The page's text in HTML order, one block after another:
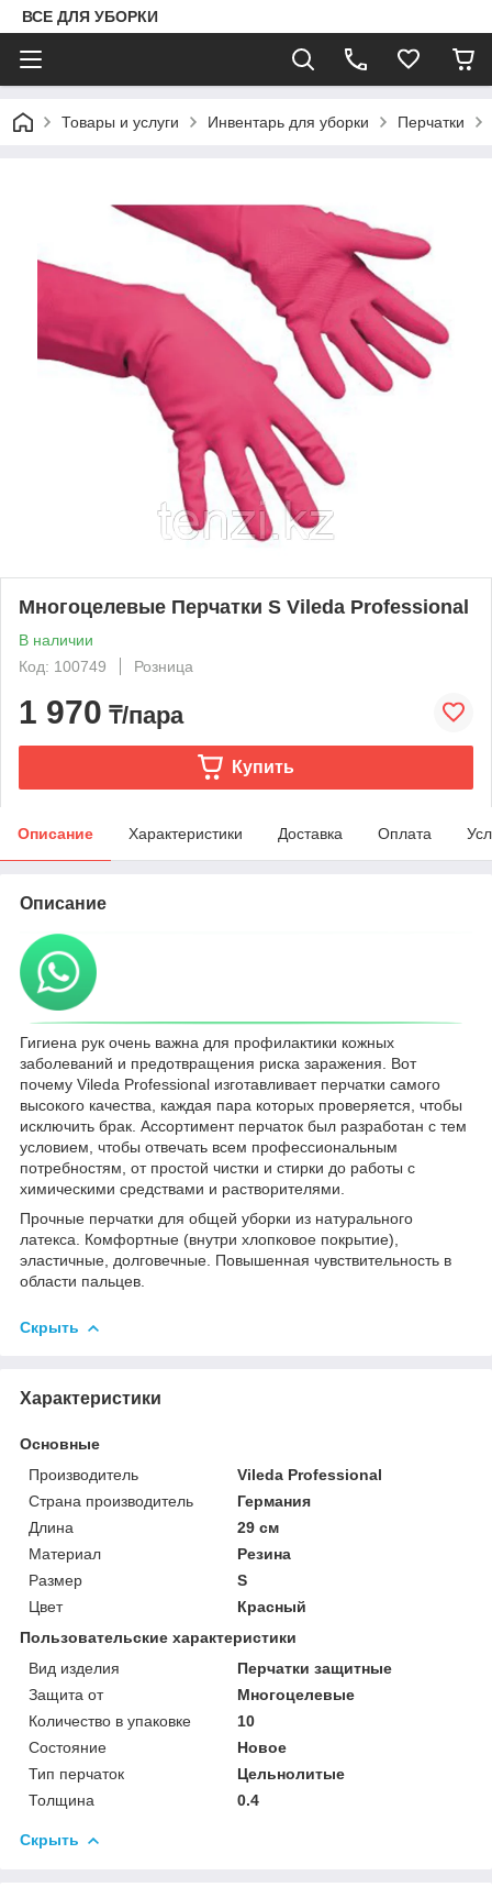
ВСЕ ДЛЯ УБОРКИ
Товары и услуги Инвентарь для уборки Перчатки
Многоцелевые Перчатки S Vileda Professional
В наличии
Код: 100749
Розница
1 970 ₸/пара
Купить
Описание Характеристики Доставка Оплата
Описание
Гигиена рук очень важна для профилактики кожных
заболеваний и предотвращения риска заражения. Вот
почему Vileda Professional изготавливает перчатки самого
высокого качества, каждая пара которых проверяется, чтобы
исключить брак. Ассортимент перчаток был разработан с тем
условием, чтобы отвечать всем профессиональным
потребностям, от простой чистки и стирки до работы с
химическими средствами и растворителями.
Прочные перчатки для общей уборки из натурального
латекса. Комфортные (внутри хлопковое покрытие),
эластичные, долговечные. Повышенная чувствительность в
области пальцев.
Скрыть
Характеристики
Основные
Производитель
Vileda Professional
Страна производитель
Германия
Длина
29 см
Материал
Резина
Размер
S
Цвет
Красный
Пользовательские характеристики
Вид изделия
Перчатки защитные
Защита от
Многоцелевые
Количество в упаковке
10
Состояние
Новое
Тип перчаток
Цельнолитые
Толщина
0.4
Скрыть